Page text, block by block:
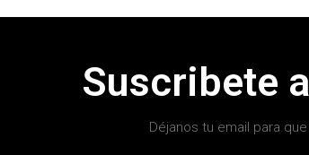
Suscribete
Déjanos tu email para